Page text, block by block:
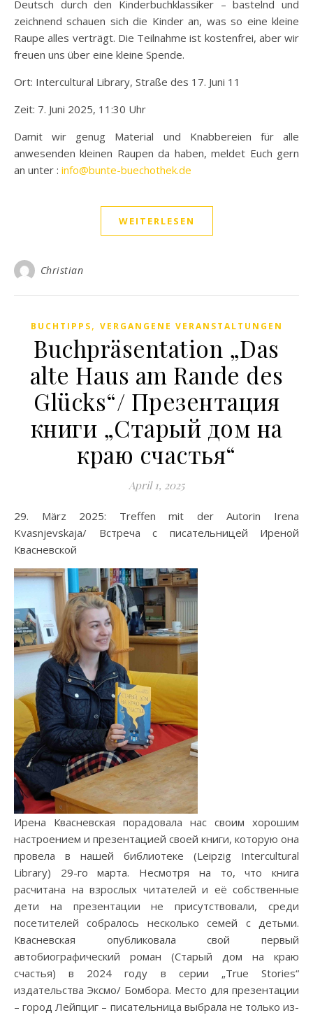
Deutsch durch den Kinderbuchklassiker – bastelnd und
zeichnend schauen sich die Kinder an, was so eine kleine
Raupe alles verträgt. Die Teilnahme ist kostenfrei, aber wir
freuen uns über eine kleine Spende.
Ort: Intercultural Library, Straße des 17. Juni 11
Zeit: 7. Juni 2025, 11:30 Uhr
Damit wir genug Material und Knabbereien für alle
anwesenden kleinen Raupen da haben, meldet Euch gern
an unter : info@bunte-buechothek.de
WEITERLESEN
Christian
BUCHTIPPS, VERGANGENE VERANSTALTUNGEN
Buchpräsentation „Das
alte Haus am Rande des
Glücks“/ Презентация
книги „Старый дом на
краю счастья“
April 1, 2025
29. März 2025: Treffen mit der Autorin Irena
Kvasnjevskaja/ Встреча с писательницей Иреной
Квасневской
Ирена Квасневская порадовала нас своим хорошим
настроением и презентацией своей книги, которую она
провела в нашей библиотеке (Leipzig Intercultural
Library) 29-го марта. Несмотря на то, что книга
расчитана на взрослых читателей и её собственные
дети на презентации не присутствовали, среди
посетителей собралось несколько семей с детьми.
Квасневская опубликовала свой первый
автобиографический роман (Старый дом на краю
счастья) в 2024 году в серии „True Stories“
издательства Эксмо/ Бомбора. Место для презентации
– город Лейпциг – писательница выбрала не только из-